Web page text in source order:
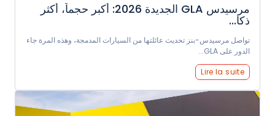
مرسيدس GLA الجديدة 2026: أكبر حجماً، أكثر
ذكا...
تواصل مرسيدس-بنز تحديث عائلتها من السيارات المدمجة، وهذه المرة جاء
الدور على GLA...
Lire la suite